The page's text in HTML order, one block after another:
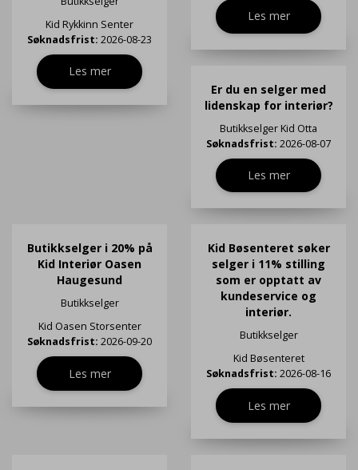
Kid Rykkinn Senter
Søknadsfrist: 2026-08-23
Les mer
Les mer
Er du en selger med
lidenskap for interiør?
Butikkselger Kid Otta
Søknadsfrist: 2026-08-07
Les mer
Butikkselger i 20% på
Kid Interiør Oasen
Haugesund
Butikkselger
Kid Oasen Storsenter
Søknadsfrist: 2026-09-20
Les mer
Kid Bøsenteret søker
selger i 11% stilling
som er opptatt av
kundeservice og
interiør.
Butikkselger
Kid Bøsenteret
Søknadsfrist: 2026-08-16
Les mer